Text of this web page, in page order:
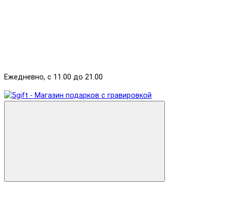
Ежедневно, с 11.00 до 21.00